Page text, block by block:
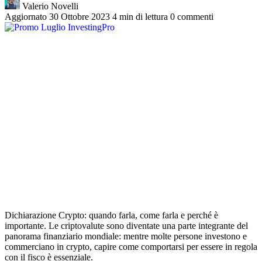
Valerio Novelli
Aggiornato 30 Ottobre 2023 4 min di lettura 0 commenti
Dichiarazione Crypto: quando farla, come farla e perché è
importante. Le criptovalute sono diventate una parte integrante del
panorama finanziario mondiale: mentre molte persone investono e
commerciano in crypto, capire come comportarsi per essere in regola
con il fisco è essenziale.